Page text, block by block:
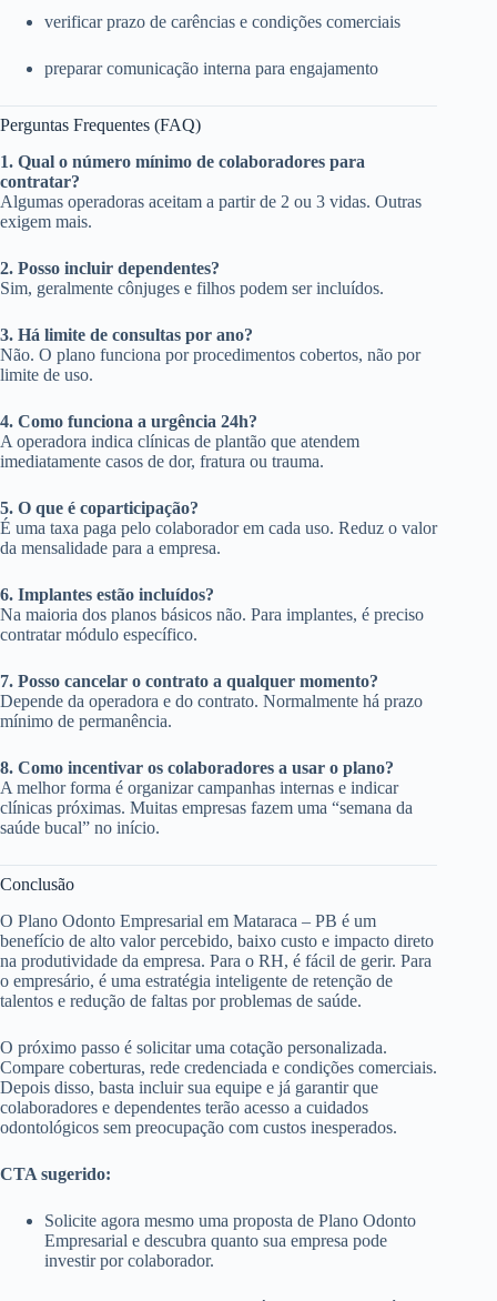
verificar prazo de carências e condições comerciais
preparar comunicação interna para engajamento
Perguntas Frequentes (FAQ)
1. Qual o número mínimo de colaboradores para
contratar?
Algumas operadoras aceitam a partir de 2 ou 3 vidas. Outras
exigem mais.
2. Posso incluir dependentes?
Sim, geralmente cônjuges e filhos podem ser incluídos.
3. Há limite de consultas por ano?
Não. O plano funciona por procedimentos cobertos, não por
limite de uso.
4. Como funciona a urgência 24h?
A operadora indica clínicas de plantão que atendem
imediatamente casos de dor, fratura ou trauma.
5. O que é coparticipação?
É uma taxa paga pelo colaborador em cada uso. Reduz o valor
da mensalidade para a empresa.
6. Implantes estão incluídos?
Na maioria dos planos básicos não. Para implantes, é preciso
contratar módulo específico.
7. Posso cancelar o contrato a qualquer momento?
Depende da operadora e do contrato. Normalmente há prazo
mínimo de permanência.
8. Como incentivar os colaboradores a usar o plano?
A melhor forma é organizar campanhas internas e indicar
clínicas próximas. Muitas empresas fazem uma “semana da
saúde bucal” no início.
Conclusão
O Plano Odonto Empresarial em Mataraca – PB é um
benefício de alto valor percebido, baixo custo e impacto direto
na produtividade da empresa. Para o RH, é fácil de gerir. Para
o empresário, é uma estratégia inteligente de retenção de
talentos e redução de faltas por problemas de saúde.
O próximo passo é solicitar uma cotação personalizada.
Compare coberturas, rede credenciada e condições comerciais.
Depois disso, basta incluir sua equipe e já garantir que
colaboradores e dependentes terão acesso a cuidados
odontológicos sem preocupação com custos inesperados.
CTA sugerido:
Solicite agora mesmo uma proposta de Plano Odonto
Empresarial e descubra quanto sua empresa pode
investir por colaborador.